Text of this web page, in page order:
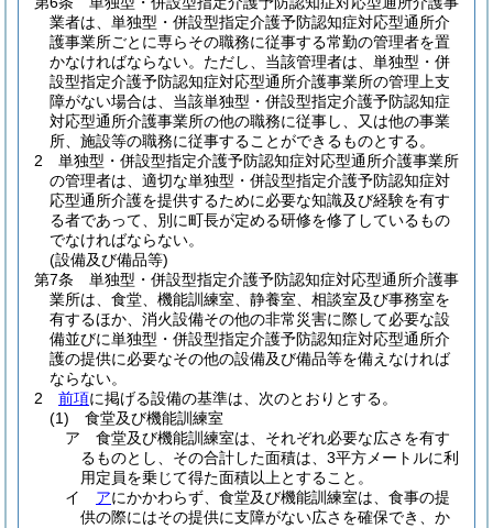
業者は、単独型・併設型指定介護予防認知症対応型通所介
護事業所ごとに専らその職務に従事する常勤の管理者を置
かなければならない。 ただし、当該管理者は、単独型・併
設型指定介護予防認知症対応型通所介護事業所の管理上支
障がない場合は、当該単独型・併設型指定介護予防認知症
対応型通所介護事業所の他の職務に従事し、又は他の事業
所、施設等の職務に従事することができるものとする。
2
単独型・併設型指定介護予防認知症対応型通所介護事業所
の管理者は、適切な単独型・併設型指定介護予防認知症対
応型通所介護を提供するために必要な知識及び経験を有す
る者であって、別に町長が定める研修を修了しているもの
でなければならない。
(設備及び備品等)
第7条
単独型・併設型指定介護予防認知症対応型通所介護事
業所は、食堂、機能訓練室、静養室、相談室及び事務室を
有するほか、消火設備その他の非常災害に際して必要な設
備並びに単独型・併設型指定介護予防認知症対応型通所介
護の提供に必要なその他の設備及び備品等を備えなければ
ならない。
2
前項に掲げる設備の基準は、次のとおりとする。
(1)
食堂及び機能訓練室
ア
食堂及び機能訓練室は、それぞれ必要な広さを有す
るものとし、その合計した面積は、3平方メートルに利
用定員を乗じて得た面積以上とすること。
イ
アにかかわらず、食堂及び機能訓練室は、食事の提
供の際にはその提供に支障がない広さを確保でき、か